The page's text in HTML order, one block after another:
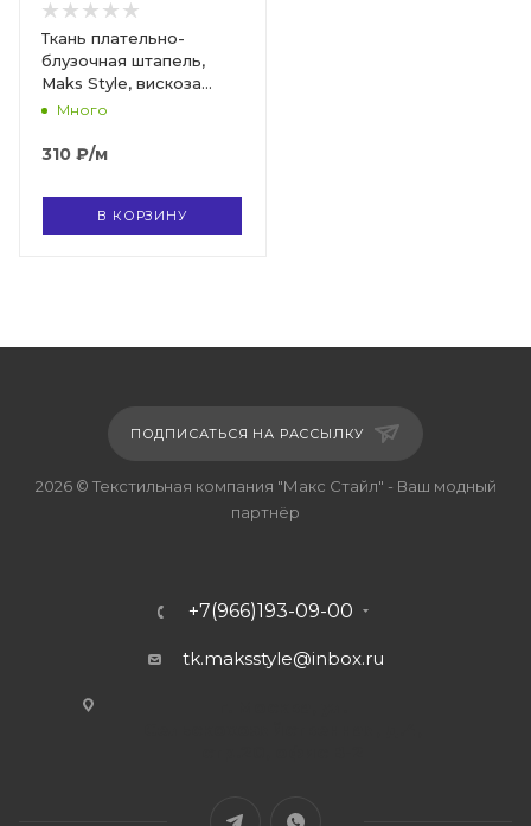
Ткань плательно-
блузочная штапель,
Maks Style, вискоза
100%, ткань голубая
D-2030 С-4
Много
310 ₽/м
В КОРЗИНУ
ПОДПИСАТЬСЯ НА РАССЫЛКУ
2026 © Текстильная компания "Макс Стайл" - Ваш модный
партнёр
+7(966)193-09-00
tk.maksstyle@inbox.ru